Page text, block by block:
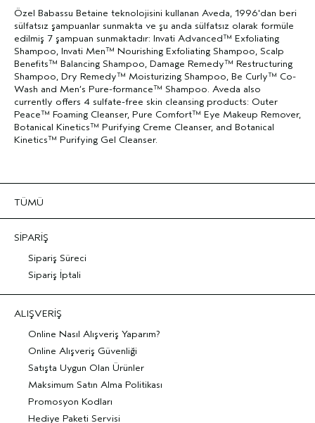
Özel Babassu Betaine teknolojisini kullanan Aveda, 1996'dan beri
sülfatsız şampuanlar sunmakta ve şu anda sülfatsız olarak formüle
edilmiş 7 şampuan sunmaktadır: Invati Advanced™ Exfoliating
Shampoo, Invati Men™ Nourishing Exfoliating Shampoo, Scalp
Benefits™ Balancing Shampoo, Damage Remedy™ Restructuring
Shampoo, Dry Remedy™ Moisturizing Shampoo, Be Curly™ Co-
Wash and Men’s Pure-formance™ Shampoo. Aveda also
currently offers 4 sulfate-free skin cleansing products: Outer
Peace™ Foaming Cleanser, Pure Comfort™ Eye Makeup Remover,
Botanical Kinetics™ Purifying Creme Cleanser, and Botanical
Kinetics™ Purifying Gel Cleanser.
TÜMÜ
SİPARİŞ
Sipariş Süreci
Sipariş İptali
ALIŞVERİŞ
Online Nasıl Alışveriş Yaparım?
Online Alışveriş Güvenliği
Satışta Uygun Olan Ürünler
Maksimum Satın Alma Politikası
Promosyon Kodları
Hediye Paketi Servisi